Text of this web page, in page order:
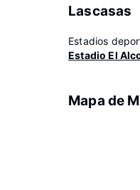
Lascasas
Estadios
Estadio El
Mapa de